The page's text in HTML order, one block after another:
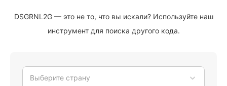
DSGRNL2G — это не то, что вы искали? Используйте наш
инструмент для поиска другого кода.
Выберите страну